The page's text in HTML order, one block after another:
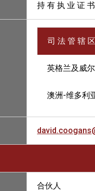
持 有 执 业 证 书
司 法 管 辖 区
英格兰及威
澳洲-维多利
合伙人